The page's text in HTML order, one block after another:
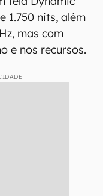
1.750 nits, além
mas com
e nos recursos.